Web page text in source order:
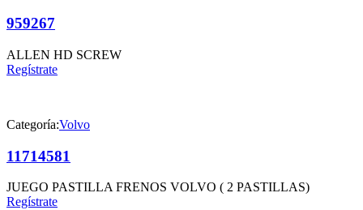
959267
ALLEN HD SCREW
Regístrate
Categoría:Volvo
11714581
JUEGO PASTILLA FRENOS VOLVO ( 2 PASTILLAS)
Regístrate